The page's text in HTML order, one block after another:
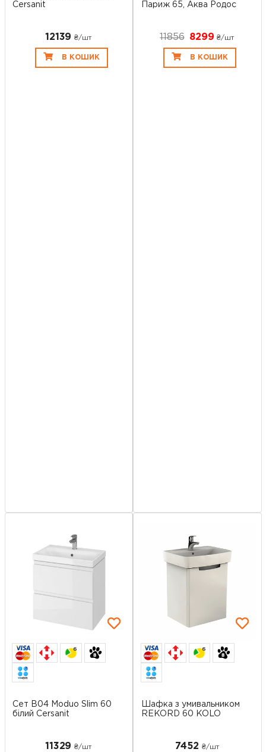
Cersanit
12139 ₴/шт
В КОШИК
Париж 65, Аква Родос
11856 8299₴/шт
В КОШИК
6
Сет B04 Moduo Slim 60
білий Cersanit
11329 ₴/шт
6
Шафка з умивальником
REKORD 60 KOLO
7452 ₴/шт